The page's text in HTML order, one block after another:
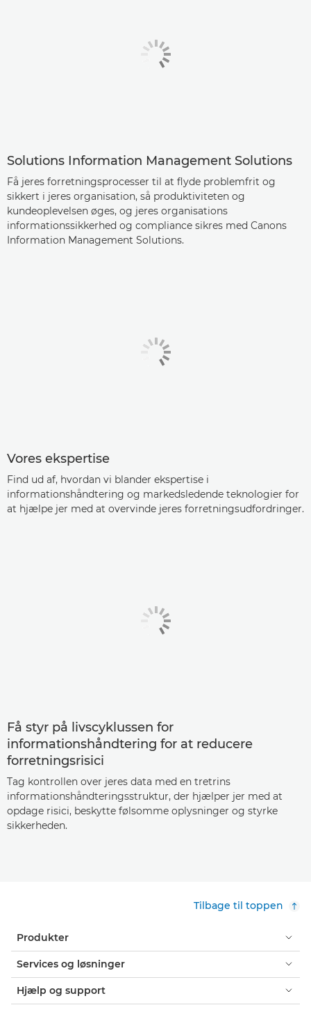
Solutions Information Management Solutions
Få jeres forretningsprocesser til at flyde problemfrit og
sikkert i jeres organisation, så produktiviteten og
kundeoplevelsen øges, og jeres organisations
informationssikkerhed og compliance sikres med Canons
Information Management Solutions.
Vores ekspertise
Find ud af, hvordan vi blander ekspertise i
informationshåndtering og markedsledende teknologier for
at hjælpe jer med at overvinde jeres forretningsudfordringer.
Få styr på livscyklussen for
informationshåndtering for at reducere
forretningsrisici
Tag kontrollen over jeres data med en tretrins
informationshåndteringsstruktur, der hjælper jer med at
opdage risici, beskytte følsomme oplysninger og styrke
sikkerheden.
Tilbage til toppen
Produkter
Services og løsninger
Hjælp og support